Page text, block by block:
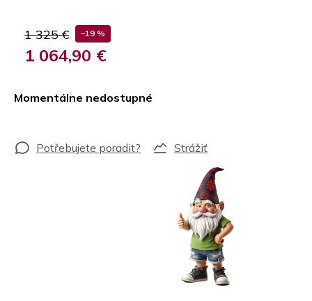
1 325 € –19 %
1 064,90 €
Momentálne nedostupné
Strážiť